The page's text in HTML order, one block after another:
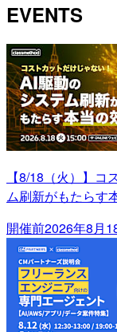
EVENTS
【8/18（火）】
ム刷新がもたらす
開催前2026年8月